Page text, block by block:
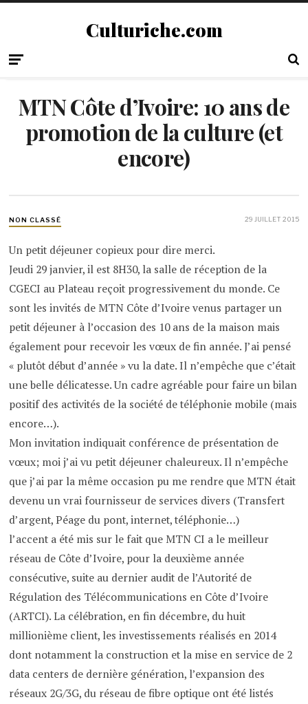
Culturiche.com
MTN Côte d’Ivoire: 10 ans de
promotion de la culture (et
encore)
NON CLASSÉ 29 JUILLET 2015
Un petit déjeuner copieux pour dire merci.
Jeudi 29 janvier, il est 8H30, la salle de réception de la
CGECI au Plateau reçoit progressivement du monde. Ce
sont les invités de MTN Côte d’Ivoire venus partager un
petit déjeuner à l’occasion des 10 ans de la maison mais
également pour recevoir les vœux de fin année. J’ai pensé
« plutôt début d’année » vu la date. Il n’empêche que c’était
une belle délicatesse. Un cadre agréable pour faire un bilan
positif des activités de la société de téléphonie mobile (mais
encore…).
Mon invitation indiquait conférence de présentation de
vœux; moi j’ai vu petit déjeuner chaleureux. Il n’empêche
que j’ai par la même occasion pu me rendre que MTN était
devenu un vrai fournisseur de services divers (Transfert
d’argent, Péage du pont, internet, téléphonie…)
l’accent a été mis sur le fait que MTN CI a le meilleur
réseau de Côte d’Ivoire, pour la deuxième année
consécutive, suite au dernier audit de l’Autorité de
Régulation des Télécommunications en Côte d’Ivoire
(ARTCI). La célébration, en fin décembre, du huit
millionième client, les investissements réalisés en 2014
dont notamment la construction et la mise en service de 2
data centers de dernière génération, l’expansion des
réseaux 2G/3G, du réseau de fibre optique ont été listés